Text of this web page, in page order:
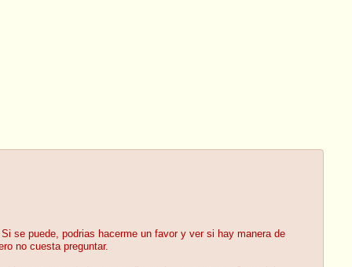
se puede, podrias hacerme un favor y ver si hay manera de
no cuesta preguntar.